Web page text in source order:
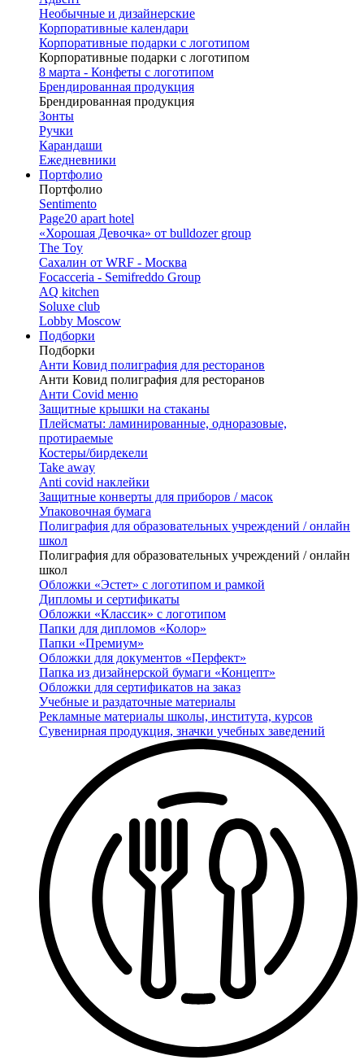
Необычные и дизайнерские
Корпоративные календари
Корпоративные подарки с логотипом
Корпоративные подарки с логотипом
8 марта - Конфеты с логотипом
Брендированная продукция
Брендированная продукция
Зонты
Ручки
Карандаши
Ежедневники
Портфолио
Портфолио
Sentimento
Page20 apart hotel
«Хорошая Девочка» от bulldozer group
The Toy
Сахалин от WRF - Москва
Focacceria - Semifreddo Group
AQ kitchen
Soluxe club
Lobby Moscow
Подборки
Подборки
Анти Ковид полиграфия для ресторанов
Анти Ковид полиграфия для ресторанов
Анти Covid меню
Защитные крышки на стаканы
Плейсматы: ламинированные, одноразовые,
протираемые
Костеры/бирдекели
Take away
Anti covid наклейки
Защитные конверты для приборов / масок
Упаковочная бумага
Полиграфия для образовательных учреждений / онлайн
школ
Полиграфия для образовательных учреждений / онлайн
школ
Обложки «Эстет» с логотипом и рамкой
Дипломы и сертификаты
Обложки «Классик» с логотипом
Папки для дипломов «Колор»
Папки «Премиум»
Обложки для документов «Перфект»
Папка из дизайнерской бумаги «Концепт»
Обложки для сертификатов на заказ
Учебные и раздаточные материалы
Рекламные материалы школы, института, курсов
Сувенирная продукция, значки учебных заведений